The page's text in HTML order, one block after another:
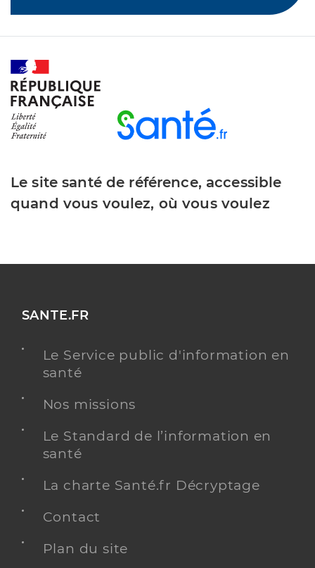
Le site santé de référence, accessible
quand vous voulez, où vous voulez
SANTE.FR
Le Service public d'information en
santé
Nos missions
Le Standard de l’information en
santé
La charte Santé.fr Décryptage
Contact
Plan du site